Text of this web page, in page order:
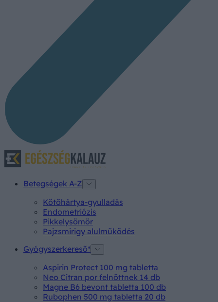
Betegségek A-Z
Kötőhártya-gyulladás
Endometriózis
Pikkelysömör
Pajzsmirigy alulműködés
Gyógyszerkereső*
Aspirin Protect 100 mg tabletta
Neo Citran por felnőttnek 14 db
Magne B6 bevont tabletta 100 db
Rubophen 500 mg tabletta 20 db